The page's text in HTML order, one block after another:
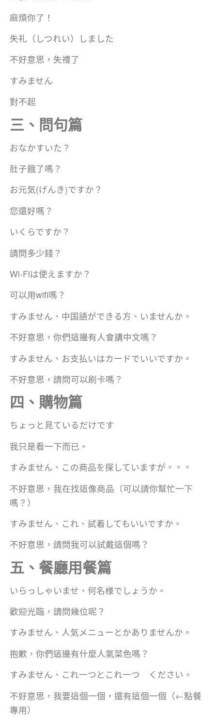
麻煩你了！
失礼（しつれい）しました
不好意思，失禮了
すみません
對不起
三、問句篇
おなかすいた？
肚子餓了嗎？
お元気(げんき)ですか？
您還好嗎？
いくらですか？
請問多少錢？
Wi-Fiは使えますか？
可以用wifi嗎？
すみません、中国語ができる方、いませんか。
不好意思，你們這邊有人會講中文嗎？
すみません、お支払いはカードでいいですか。
不好意思，請問可以刷卡嗎？
四、購物篇
ちょっと見ているだけです
我只是看一下而已。
すみません、この商品を探していますが。。。
不好意思，我在找這像商品（可以請你幫忙一下
嗎？）
すみません、これ、試着してもいいですか。
不好意思，請問我可以試戴這個嗎？
五、餐廳用餐篇
いらっしゃいませ、何名様でしょうか。
歡迎光臨，請問幾位呢？
すみません、人気メニューとかありませんか。
抱歉，你們這邊有什麼人氣菜色嗎？
すみません、これ一つとこれ一つ ください。
不好意思，我要這個一個，還有這個一個（←點餐
專用）